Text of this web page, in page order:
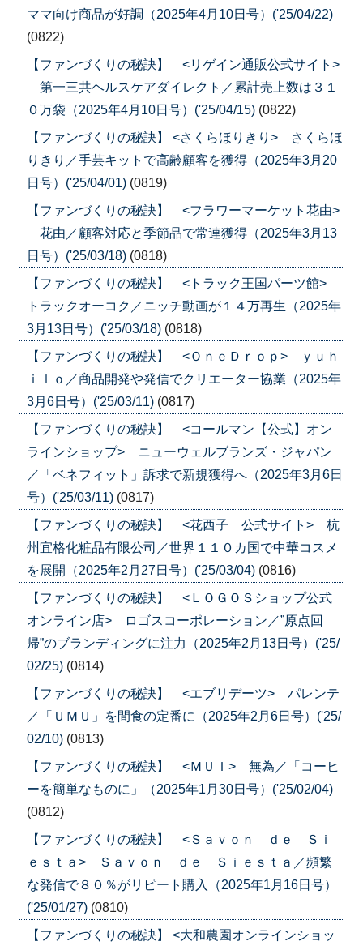
ママ向け商品が好調（2025年4月10日号）('25/04/22)
(0822)
【ファンづくりの秘訣】 <リゲイン通販公式サイト>
第一三共ヘルスケアダイレクト／累計売上数は３１
０万袋（2025年4月10日号）('25/04/15) (0822)
【ファンづくりの秘訣】 <さくらほりきり> さくらほ
りきり／手芸キットで高齢顧客を獲得（2025年3月20
日号）('25/04/01) (0819)
【ファンづくりの秘訣】 <フラワーマーケット花由>
花由／顧客対応と季節品で常連獲得（2025年3月13
日号）('25/03/18) (0818)
【ファンづくりの秘訣】 <トラック王国パーツ館>
トラックオーコク／ニッチ動画が１４万再生（2025年
3月13日号）('25/03/18) (0818)
【ファンづくりの秘訣】 <ＯｎｅＤｒｏｐ> ｙｕｈ
ｉｌｏ／商品開発や発信でクリエーター協業（2025年
3月6日号）('25/03/11) (0817)
【ファンづくりの秘訣】 <コールマン【公式】オン
ラインショップ> ニューウェルブランズ・ジャパン
／「ベネフィット」訴求で新規獲得へ（2025年3月6日
号）('25/03/11) (0817)
【ファンづくりの秘訣】 <花西子 公式サイト> 杭
州宜格化粧品有限公司／世界１１０カ国で中華コスメ
を展開（2025年2月27日号）('25/03/04) (0816)
【ファンづくりの秘訣】 <ＬＯＧＯＳショップ公式
オンライン店> ロゴスコーポレーション／”原点回
帰”のブランディングに注力（2025年2月13日号）('25/
02/25) (0814)
【ファンづくりの秘訣】 <エブリデーツ> パレンテ
／「ＵＭＵ」を間食の定番に（2025年2月6日号）('25/
02/10) (0813)
【ファンづくりの秘訣】 <ＭＵＩ> 無為／「コーヒ
ーを簡単なものに」（2025年1月30日号）('25/02/04)
(0812)
【ファンづくりの秘訣】 <Ｓａｖｏｎ ｄｅ Ｓｉ
ｅｓｔａ> Ｓａｖｏｎ ｄｅ Ｓｉｅｓｔａ／頻繁
な発信で８０％がリピート購入（2025年1月16日号）
('25/01/27) (0810)
【ファンづくりの秘訣】 <大和農園オンラインショッ